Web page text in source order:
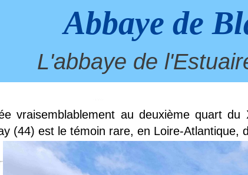
L'abbaye de
Abbaye de
vraisemblablement au deuxième quart
(44) est le témoin rare, en Loire-Atlantique,